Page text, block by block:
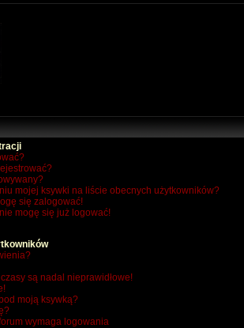
mojej ksywki na liście obecnych użytkowników?
się zalogować!
mogę się już logować!
są nadal nieprawidłowe!
moją ksywką?
wymaga logowania